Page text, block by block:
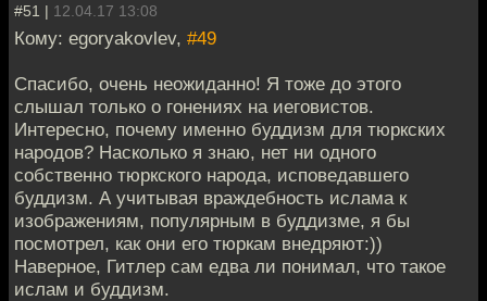
#51 | 12.04.17 13:08
Кому: egoryakovlev, #49
Спасибо, очень неожиданно! Я тоже до этого
слышал только о гонениях на иеговистов.
Интересно, почему именно буддизм для тюркских
народов? Насколько я знаю, нет ни одного
собственно тюркского народа, исповедавшего
буддизм. А учитывая враждебность ислама к
изображениям, популярным в буддизме, я бы
посмотрел, как они его тюркам внедряют:))
Наверное, Гитлер сам едва ли понимал, что такое
ислам и буддизм.